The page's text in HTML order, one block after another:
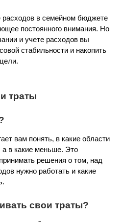
расходов в семейном бюджете
постоянного внимания. Но
и учете расходов вы
стабильности и накопить
траты
вам понять, в какие области
а в какие меньше. Это
решения о том, над
нужно работать и какие
свои траты?